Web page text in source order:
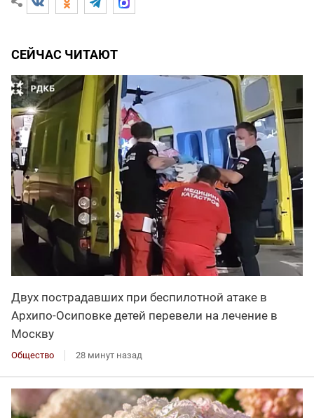
СЕЙЧАС ЧИТАЮТ
Двух пострадавших при беспилотной атаке в
Архипо-Осиповке детей перевели на лечение в
Москву
Общество 28 минут назад